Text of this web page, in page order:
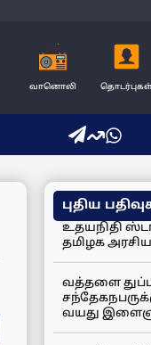
வானொலி
புதிய
உதயநிதி
தமிழக
வத்தளை
வயது